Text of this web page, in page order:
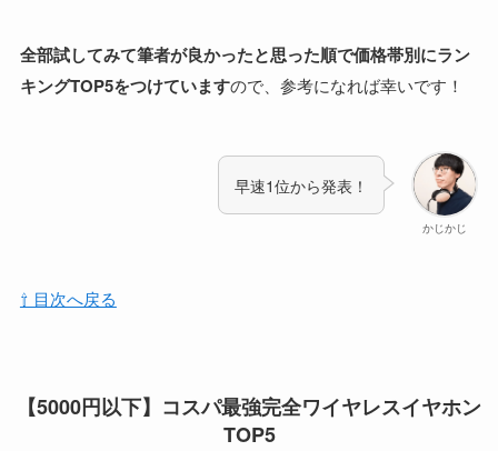
全部試してみて筆者が良かったと思った順で価格帯別にラン
キングTOP5をつけていますので、参考になれば幸いです！
かじかじ
早速1位から発表！
⇧ 目次へ戻る
【5000円以下】コスパ最強完全ワイヤレスイヤホン
TOP5